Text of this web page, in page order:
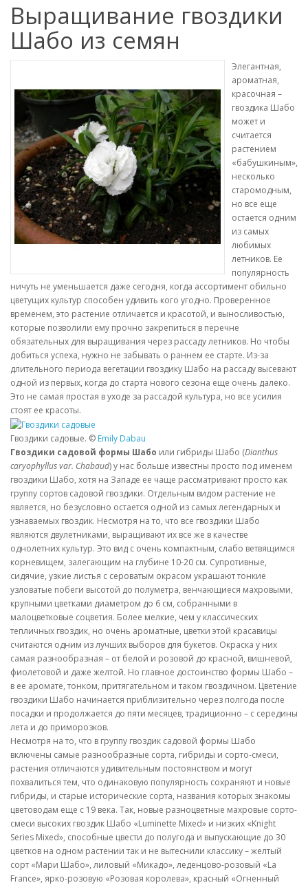
Выращивание гвоздики
Шабо из семян
Элегантная,
ароматная,
красочная –
гвоздика Шабо
может и
считается
растением
«бабушкиным»,
несколько
старомодным,
но все еще
остается одним
из самых
любимых
летников. Ее
популярность
ничуть не уменьшается даже сегодня, когда ассортимент обильно
цветущих культур способен удивить кого угодно. Проверенное
временем, это растение отличается и красотой, и выносливостью,
которые позволили ему прочно закрепиться в перечне
обязательных для выращивания через рассаду летников. Но чтобы
добиться успеха, нужно не забывать о раннем ее старте. Из-за
длительного периода вегетации гвоздику Шабо на рассаду высевают
одной из первых, когда до старта нового сезона еще очень далеко.
Это не самая простая в уходе за рассадой культура, но все усилия
стоят ее красоты.
Гвоздики садовые. © Emily Dabau
Гвоздики садовой формы Шабо или гибриды Шабо (Dianthus
caryophyllus var. Chabaud) у нас больше известны просто под именем
гвоздики Шабо, хотя на Западе ее чаще рассматривают просто как
группу сортов садовой гвоздики. Отдельным видом растение не
является, но безусловно остается одной из самых легендарных и
узнаваемых гвоздик. Несмотря на то, что все гвоздики Шабо
являются двулетниками, выращивают их все же в качестве
однолетних культур. Это вид с очень компактным, слабо ветвящимся
корневищем, залегающим на глубине 10-20 см. Супротивные,
сидячие, узкие листья с сероватым окрасом украшают тонкие
узловатые побеги высотой до полуметра, венчающиеся махровыми,
крупными цветками диаметром до 6 см, собранными в
малоцветковые соцветия. Более мелкие, чем у классических
тепличных гвоздик, но очень ароматные, цветки этой красавицы
считаются одним из лучших выборов для букетов. Окраска у них
самая разнообразная – от белой и розовой до красной, вишневой,
фиолетовой и даже желтой. Но главное достоинство формы Шабо –
в ее аромате, тонком, притягательном и таком гвоздичном. Цветение
гвоздики Шабо начинается приблизительно через полгода после
посадки и продолжается до пяти месяцев, традиционно – с середины
лета и до приморозков.
Несмотря на то, что в группу гвоздик садовой формы Шабо
включены самые разнообразные сорта, гибриды и сорто-смеси,
растения отличаются удивительным постоянством и могут
похвалиться тем, что одинаковую популярность сохраняют и новые
гибриды, и старые исторические сорта, названия которых знакомы
цветоводам еще с 19 века. Так, новые разноцветные махровые сорто-
смеси высоких гвоздик Шабо «Luminette Mixed» и низких «Knight
Series Mixed», способные цвести до полугода и выпускающие до 30
цветков на одном растении так и не вытеснили классику – желтый
сорт «Мари Шабо», лиловый «Микадо», леденцово-розовый «La
France», ярко-розовую «Розовая королева», красный «Огненный